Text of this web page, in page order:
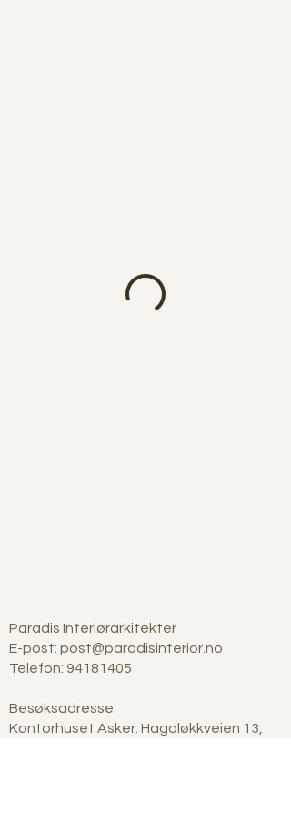
Paradis Interiørarkitekter
E-post: post@paradisinterior.no
Telefon: 94181405
Besøksadresse:
Kontorhuset Asker. Hagaløkkveien 13,